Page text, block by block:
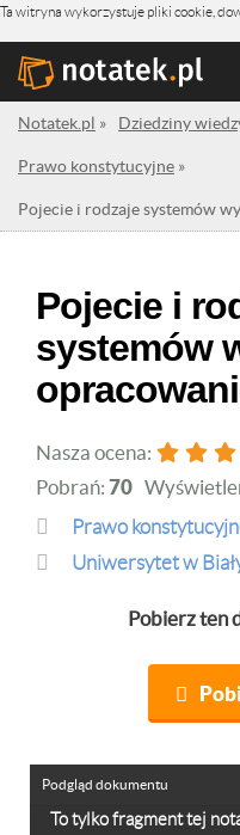
Ta witryna wykorzystuje pliki cookie,
Notatek.pl » Dziedziny
Prawo konstytucyjne »
Pojecie i rodzaje systemów
Pojecie i
systemów
Nasza ocena:
Pobrań: 70
Prawo
Uniwersytet w
Pobierz ten
To tylko fragment tej
Podgląd dokumentu